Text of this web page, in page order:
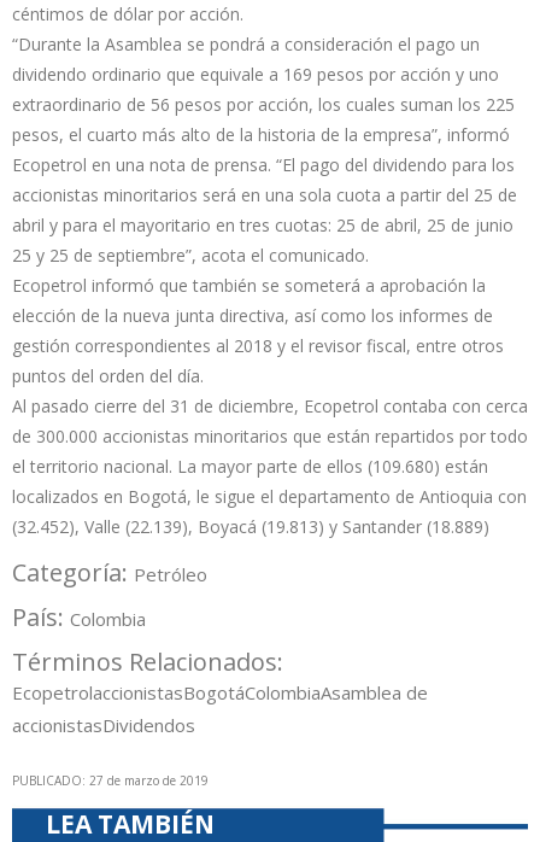
céntimos de dólar por acción.
“Durante la Asamblea se pondrá a consideración el pago un
dividendo ordinario que equivale a 169 pesos por acción y uno
extraordinario de 56 pesos por acción, los cuales suman los 225
pesos, el cuarto más alto de la historia de la empresa”, informó
Ecopetrol en una nota de prensa. “El pago del dividendo para los
accionistas minoritarios será en una sola cuota a partir del 25 de
abril y para el mayoritario en tres cuotas: 25 de abril, 25 de junio
25 y 25 de septiembre”, acota el comunicado.
Ecopetrol informó que también se someterá a aprobación la
elección de la nueva junta directiva, así como los informes de
gestión correspondientes al 2018 y el revisor fiscal, entre otros
puntos del orden del día.
Al pasado cierre del 31 de diciembre, Ecopetrol contaba con cerca
de 300.000 accionistas minoritarios que están repartidos por todo
el territorio nacional. La mayor parte de ellos (109.680) están
localizados en Bogotá, le sigue el departamento de Antioquia con
(32.452), Valle (22.139), Boyacá (19.813) y Santander (18.889)
Categoría: Petróleo
País: Colombia
Términos Relacionados:
EcopetrolaccionistasBogotáColombiaAsamblea de
accionistasDividendos
PUBLICADO: 27 de marzo de 2019
LEA TAMBIÉN